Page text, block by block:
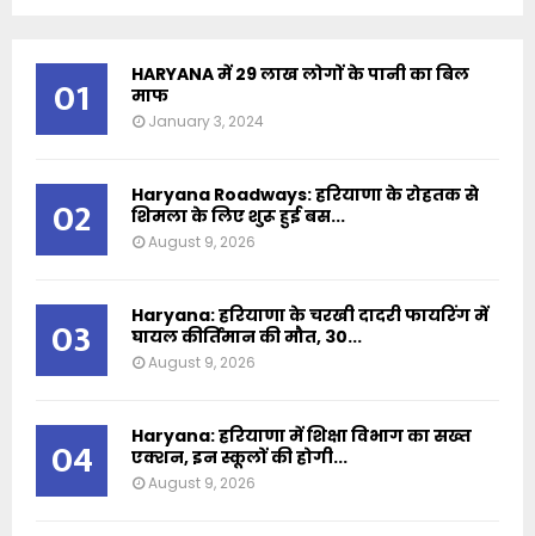
01
HARYANA में 29 लाख लोगों के पानी का बिल
माफ
January 3, 2024
02
Haryana Roadways: हरियाणा के रोहतक से
शिमला के लिए शुरू हुई बस...
August 9, 2026
03
Haryana: हरियाणा के चरखी दादरी फायरिंग में
घायल कीर्तिमान की मौत, 30...
August 9, 2026
04
Haryana: हरियाणा में शिक्षा विभाग का सख्त
एक्शन, इन स्कूलों की होगी...
August 9, 2026